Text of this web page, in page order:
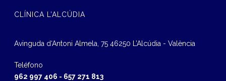
CLÍNICA L’ALCÚDIA
Avinguda d‘Antoni Almela, 75 46250 L’Alcúdia - València
Teléfono
962 997 406 - 657 271 813